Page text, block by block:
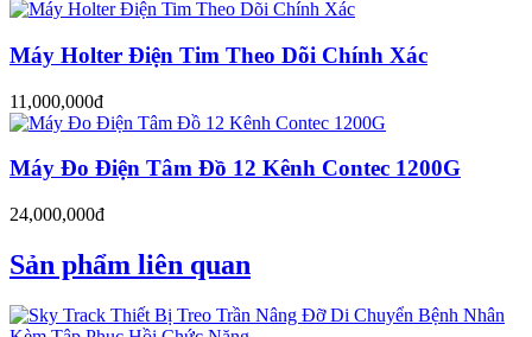
Máy Holter Điện Tim Theo Dõi Chính Xác
11,000,000đ
Máy Đo Điện Tâm Đồ 12 Kênh Contec 1200G
24,000,000đ
Sản phẩm liên quan